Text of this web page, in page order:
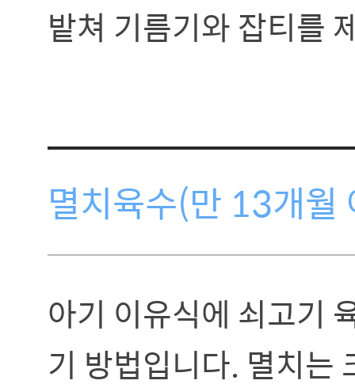
밭쳐 기름기와 잡티를
멸치육수(만 13개월
아기 이유식에 쇠고기
기 방법입니다. 멸치는